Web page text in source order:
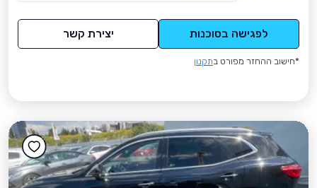
לפגישה בסוכנות יצירת קשר
*חישוב ההחזר מפורט בתקנון